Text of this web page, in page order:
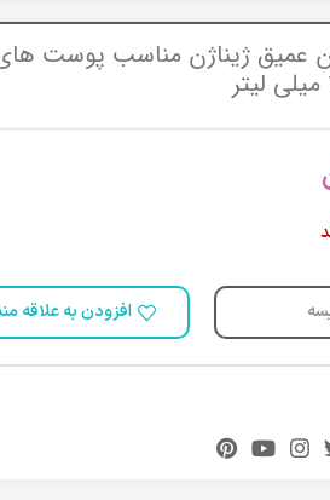
عمیق ژیناژن مناسب پوست
افزودن به علاقه